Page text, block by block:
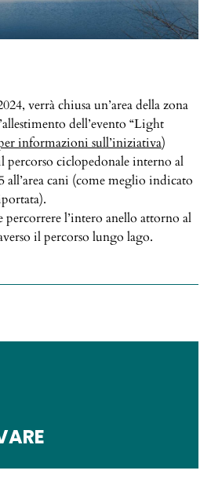
verrà chiusa un’area della zona
dell’evento “Light
informazioni sull’iniziativa)
ciclopedonale interno al
all’area cani (come meglio indicato
percorrere l’intero anello attorno al
il percorso lungo lago.